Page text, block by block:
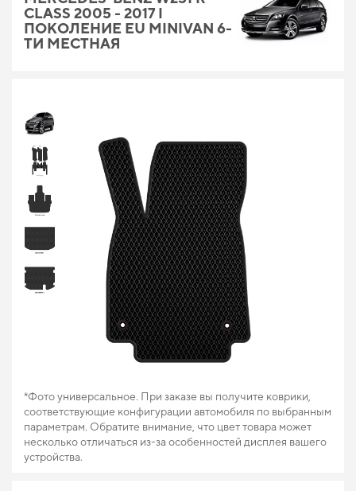
CLASS 2005 - 2017 I
ПОКОЛЕНИЕ EU MINIVAN 6-
ТИ МЕСТНАЯ
*Фото универсальное. При заказе вы получите коврики,
соответствующие конфигурации автомобиля по выбранным
параметрам. Обратите внимание, что цвет товара может
несколько отличаться из-за особенностей дисплея вашего
устройства.